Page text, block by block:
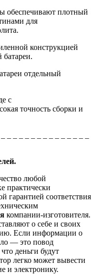
обеспечивают плотный
для
конструкцией
батареи.
отдельный
с
точность сборки и
любой
практически
гарантией соответствия
компании-изготовителя.
о себе и своих
Если информации о
— это повод
деньги будут
легко может вывести
и электронику.